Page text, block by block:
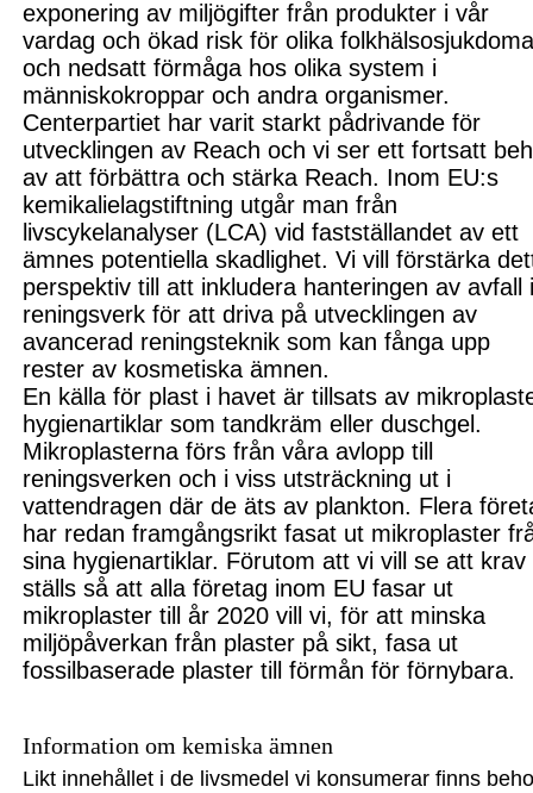
exponering av miljögifter från produkter i vår
vardag och ökad risk för olika
och nedsatt förmåga hos olika system i
människokroppar och andra organismer.
Centerpartiet har varit starkt pådrivande för
utvecklingen av Reach och vi ser ett fortsatt
av att förbättra och stärka Reach. Inom EU:s
kemikalielagstiftning utgår man från
livscykelanalyser (LCA) vid fastställandet av ett
ämnes potentiella skadlighet. Vi vill förstärka
perspektiv till att inkludera hanteringen av avfall
reningsverk för att driva på utvecklingen av
avancerad reningsteknik som kan fånga upp
rester av kosmetiska ämnen.
En källa för plast i havet är tillsats av
hygienartiklar som tandkräm eller duschgel.
Mikroplasternaförs från våra avlopp till
reningsverken och i viss utsträckning ut i
vattendragen där de äts av plankton. Flera
har redan framgångsrikt fasat ut mikroplaster
sina hygienartiklar. Förutom att vi vill se att krav
ställs så att alla företag inom EU fasar ut
mikroplaster till år 2020 vill vi, för att minska
miljöpåverkan från plaster på sikt,fasa ut
fossilbaserade plaster till förmån för förnybara.
Information om kemiska ämnen
Likt innehållet i de livsmedel vi konsumerar finns